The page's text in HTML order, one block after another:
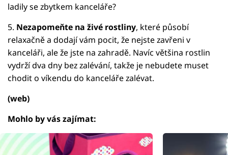
ladily se zbytkem kanceláře?
5. Nezapomeňte na živé rostliny, které působí
relaxačně a dodají vám pocit, že nejste zavřeni v
kanceláři, ale že jste na zahradě. Navíc většina rostlin
vydrží dva dny bez zalévání, takže je nebudete muset
chodit o víkendu do kanceláře zalévat.
(web)
Mohlo by vás zajímat: